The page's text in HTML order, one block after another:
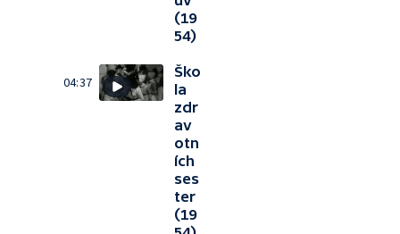
(19
54)
04:37
Ško
la
zdr
av
otn
ích
ses
ter
(19